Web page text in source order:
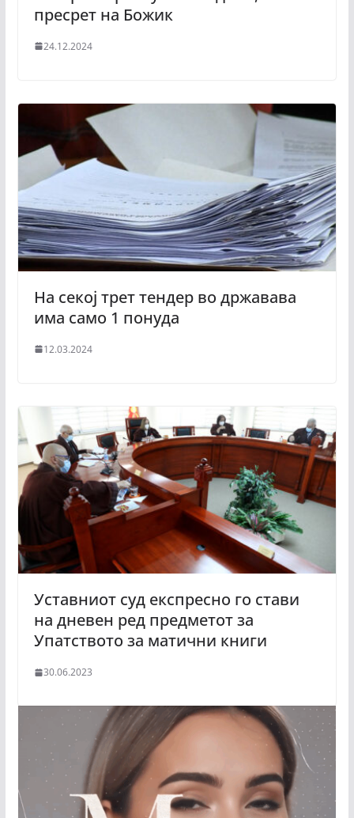
пресрет на Божик
24.12.2024
На секој трет тендер во државава
има само 1 понуда
12.03.2024
Уставниот суд експресно го стави
на дневен ред предметот за
Упатството за матични книги
30.06.2023